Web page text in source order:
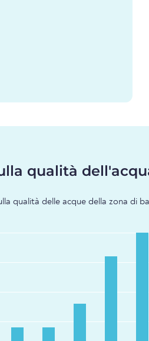
qualità
qualità delle acque della zona di